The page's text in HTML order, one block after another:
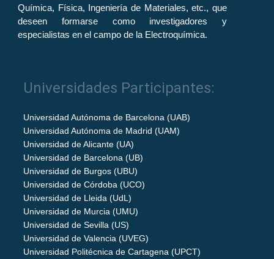
Química, Física, Ingeniería de Materiales, etc., que
deseen formarse como investigadores y
especialistas en el campo de la Electroquímica.
Universidades Participantes:
Universidad Autónoma de Barcelona (UAB)
Universidad Autónoma de Madrid (UAM)
Universidad de Alicante (UA)
Universidad de Barcelona (UB)
Universidad de Burgos (UBU)
Universidad de Córdoba (UCO)
Universidad de Lleida (UdL)
Universidad de Murcia (UMU)
Universidad de Sevilla (US)
Universidad de Valencia (UVEG)
Universidad Politécnica de Cartagena (UPCT)